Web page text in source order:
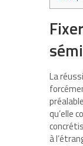
La
qu’elle
à